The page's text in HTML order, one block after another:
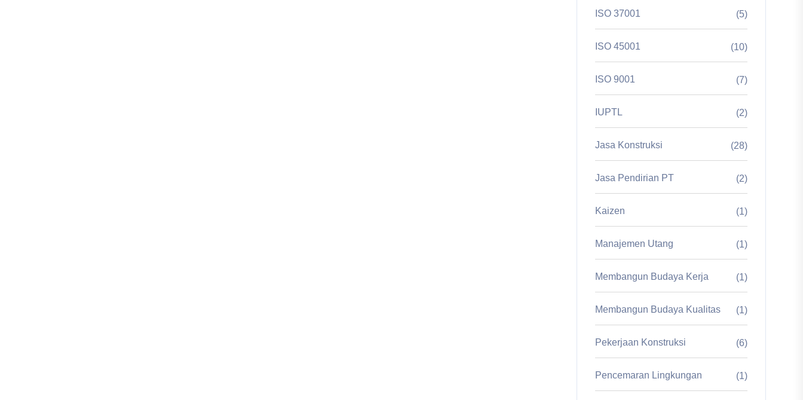
ISO 37001 (5)
ISO 45001 (10)
ISO 9001 (7)
IUPTL (2)
Jasa Konstruksi (28)
Jasa Pendirian PT (2)
Kaizen (1)
Manajemen Utang (1)
Membangun Budaya Kerja (1)
Membangun Budaya Kualitas (1)
Pekerjaan Konstruksi (6)
Pencemaran Lingkungan (1)